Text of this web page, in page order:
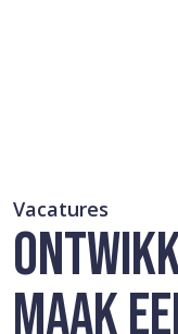
Vacatures
MAAK